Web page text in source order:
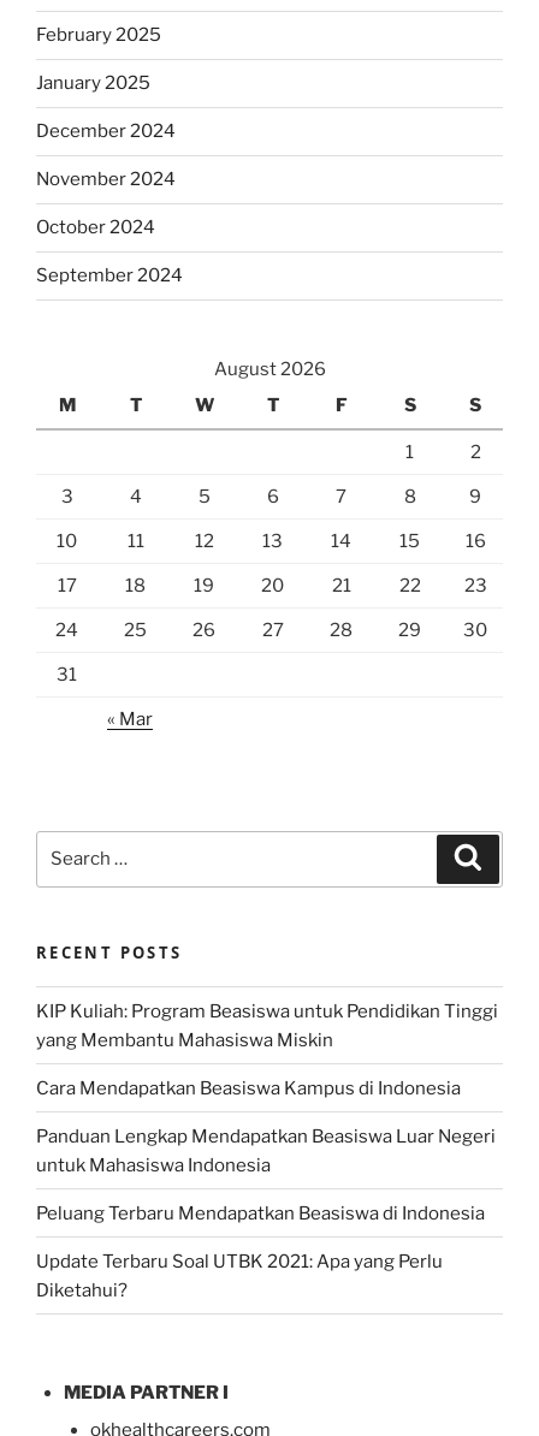
February 2025
January 2025
December 2024
November 2024
October 2024
September 2024
August 2026
M
T W T F S S
1 2
3 4 5 6 7 8 9
10 11 12 13 14 15 16
17 18 19 20 21 22 23
24 25 26 27 28 29 30
31
« Mar
RECENT POSTS
KIP Kuliah: Program Beasiswa untuk Pendidikan Tinggi
yang Membantu Mahasiswa Miskin
Cara Mendapatkan Beasiswa Kampus di Indonesia
Panduan Lengkap Mendapatkan Beasiswa Luar Negeri
untuk Mahasiswa Indonesia
Peluang Terbaru Mendapatkan Beasiswa di Indonesia
Update Terbaru Soal UTBK 2021: Apa yang Perlu
Diketahui?
MEDIA PARTNER I
okhealthcareers.com